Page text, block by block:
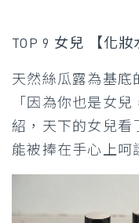
TOP 9 女兒 【化妝
天然絲瓜露為基底
「因為你也是女
紹，天下的女兒看
能被捧在手心上呵